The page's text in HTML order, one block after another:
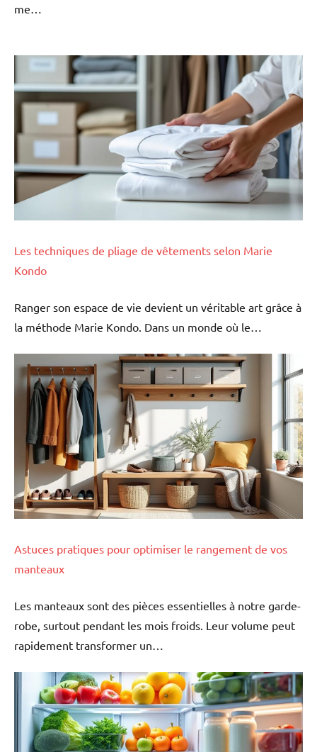
me…
Les techniques de pliage de vêtements selon Marie
Kondo
Ranger son espace de vie devient un véritable art grâce à
la méthode Marie Kondo. Dans un monde où le…
Astuces pratiques pour optimiser le rangement de vos
manteaux
Les manteaux sont des pièces essentielles à notre garde-
robe, surtout pendant les mois froids. Leur volume peut
rapidement transformer un…